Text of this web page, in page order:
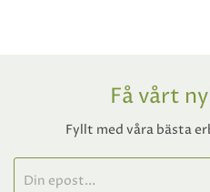
Få vårt
Fyllt med våra bästa